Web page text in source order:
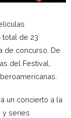
total de 23
de concurso. De
del Festival,
un concierto a la
y series